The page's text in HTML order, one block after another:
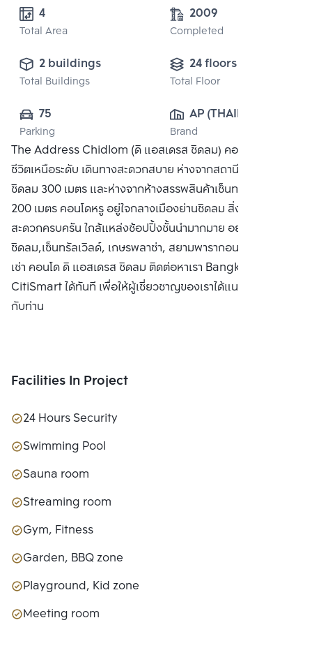
4
Total Area
2009
Completed
2 buildings
Total Buildings
24 floors
Total Floor
75
Parking
AP (THAILAND)
PUBLIC CO.,
LTD.
Brand
The Address Chidlom (ดิ แอสเดรส ชิดลม) คอนโดที่ให้คุณใช้
ชีวิตเหนือระดับ เดินทางสะดวกสบาย ห่างจากสถานีรถไฟฟ้า BTS
ชิดลม 300 เมตร และห่างจากห้างสรรพสินค้าเซ็นทรัล ชิดลม
200 เมตร คอนโดหรู อยู่ใจกลางเมืองย่านชิดลม สิ่งอำนวย
สะดวกครบครัน ใกล้แหล่งช้อปปิ้งชั้นนำมากมาย อย่าง เซ็นทรัล
ชิดลม,เซ็นทรัลเวิลด์, เกษรพลาซ่า, สยามพารากอน ซื้อ ขาย หรือ
เช่า คอนโด ดิ แอสเดรส ชิดลม ติดต่อหาเรา Bangkok
CitiSmart ได้ทันที เพื่อให้ผู้เชี่ยวชาญของเราได้แนะนำคอนโดให้
กับท่าน
Facilities In Project
24 Hours Security
Swimming Pool
Sauna room
Streaming room
Gym, Fitness
Garden, BBQ zone
Playground, Kid zone
Meeting room